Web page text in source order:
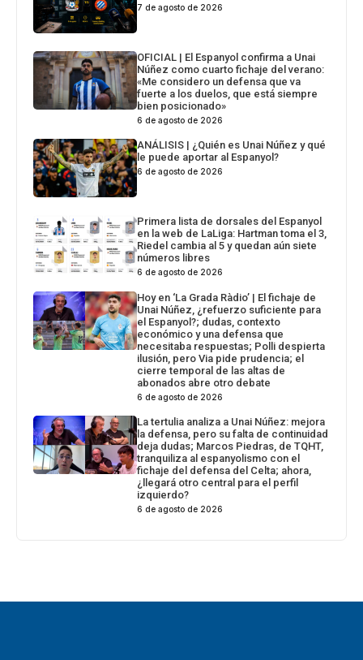
7 de agosto de 2026
OFICIAL | El Espanyol confirma a Unai
Núñez como cuarto fichaje del verano:
«Me considero un defensa que va
fuerte a los duelos, que está siempre
bien posicionado»
6 de agosto de 2026
ANÁLISIS | ¿Quién es Unai Núñez y qué
le puede aportar al Espanyol?
6 de agosto de 2026
Primera lista de dorsales del Espanyol
en la web de LaLiga: Hartman toma el 3,
Riedel cambia al 5 y quedan aún siete
números libres
6 de agosto de 2026
Hoy en ‘La Grada Ràdio’ | El fichaje de
Unai Núñez, ¿refuerzo suficiente para
el Espanyol?; dudas, contexto
económico y una defensa que
necesitaba respuestas; Polli despierta
ilusión, pero Via pide prudencia; el
cierre temporal de las altas de
abonados abre otro debate
6 de agosto de 2026
La tertulia analiza a Unai Núñez: mejora
la defensa, pero su falta de continuidad
deja dudas; Marcos Piedras, de TQHT,
tranquiliza al espanyolismo con el
fichaje del defensa del Celta; ahora,
¿llegará otro central para el perfil
izquierdo?
6 de agosto de 2026